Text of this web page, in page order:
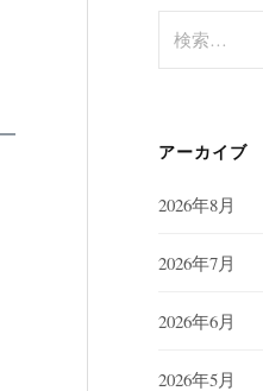
索:
アーカイブ
2026年8月
2026年7月
2026年6月
2026年5月